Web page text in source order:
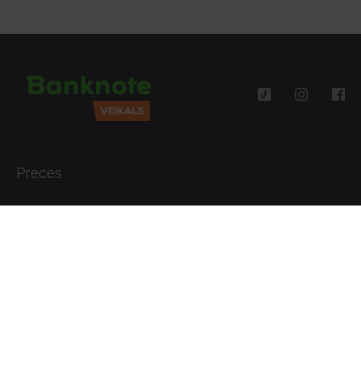
Preces